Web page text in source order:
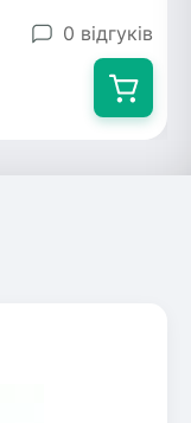
0 відгуків